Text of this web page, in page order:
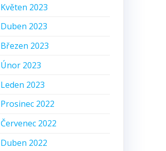
Květen 2023
Duben 2023
Březen 2023
Únor 2023
Leden 2023
Prosinec 2022
Červenec 2022
Duben 2022